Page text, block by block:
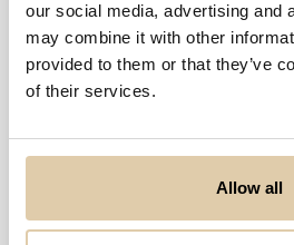
our social media, advertising and
may combine it with other
provided to them or that they’ve
of their services.
Allow all
7,6 %
+4,7 pp.